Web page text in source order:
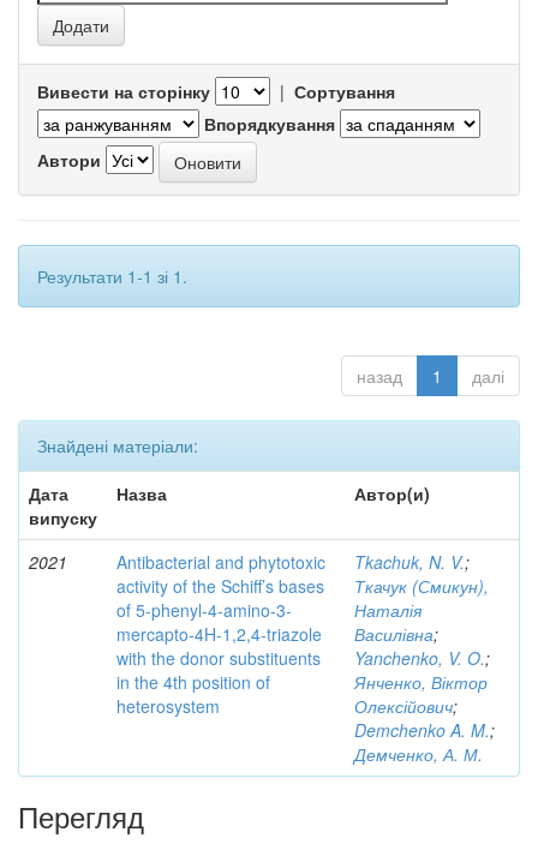
Вивести на сторінку | Сортування
Впорядкування
Автори
Результати 1-1 зі 1.
назад 1 далі
Знайдені матеріали:
Дата
випуску
Назва Автор(и)
2021
Antibacterial and phytotoxic
activity of the Schiff’s bases
of 5-phenyl-4-amino-3-
mercapto-4H-1,2,4-triazole
with the donor substituents
in the 4th position of
heterosystem
Tkachuk, N. V.;
Ткачук (Смикун),
Наталія
Василівна;
Yanchenko, V. O.;
Янченко, Віктор
Олексійович;
Demchenko A. M.;
Демченко, А. М.
Перегляд